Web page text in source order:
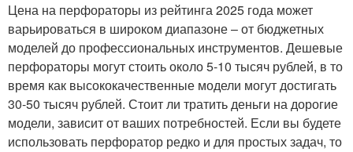
Цена на перфораторы из рейтинга 2025 года может
варьироваться в широком диапазоне – от бюджетных
моделей до профессиональных инструментов. Дешевые
перфораторы могут стоить около 5-10 тысяч рублей, в то
время как высококачественные модели могут достигать
30-50 тысяч рублей. Стоит ли тратить деньги на дорогие
модели, зависит от ваших потребностей. Если вы будете
использовать перфоратор редко и для простых задач, то